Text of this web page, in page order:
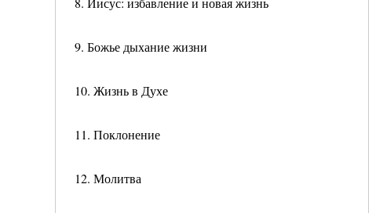
9. Божье дыхание жизни
10. Жизнь в Духе
11. Поклонение
12. Молитва